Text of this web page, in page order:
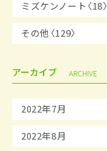
ミズケンノート〈18〉
その他〈129〉
アーカイブ ARCHIVE
2022年7月
2022年8月